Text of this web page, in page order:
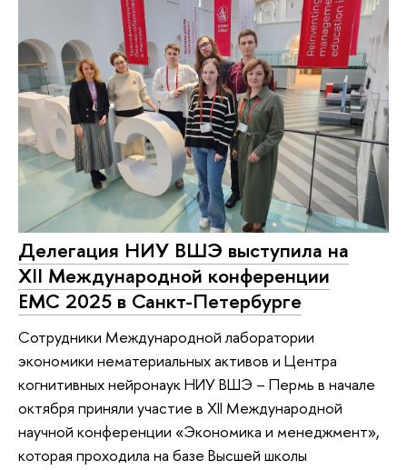
Делегация НИУ ВШЭ выступила на
XII Международной конференции
EMC 2025 в Санкт-Петербурге
Сотрудники Международной лаборатории
экономики нематериальных активов и Центра
когнитивных нейронаук НИУ ВШЭ – Пермь в начале
октября приняли участие в ХII Международной
научной конференции «Экономика и менеджмент»,
которая проходила на базе Высшей школы